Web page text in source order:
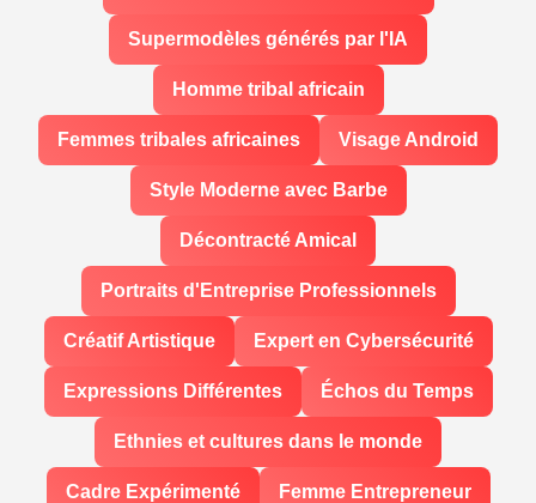
Supermodèles générés par l'IA
Homme tribal africain
Femmes tribales africaines Visage Android
Style Moderne avec Barbe
Décontracté Amical
Portraits d'Entreprise Professionnels
Créatif Artistique Expert en Cybersécurité
Expressions Différentes Échos du Temps
Ethnies et cultures dans le monde
Cadre Expérimenté Femme Entrepreneur